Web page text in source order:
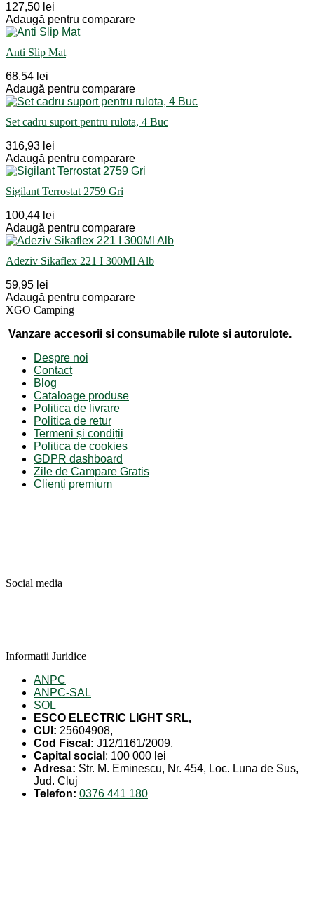
127,50 lei
Adaugă pentru comparare
Anti Slip Mat
68,54 lei
Adaugă pentru comparare
Set cadru suport pentru rulota, 4 Buc
316,93 lei
Adaugă pentru comparare
Sigilant Terrostat 2759 Gri
100,44 lei
Adaugă pentru comparare
Adeziv Sikaflex 221 I 300Ml Alb
59,95 lei
Adaugă pentru comparare
XGO Camping
Vanzare accesorii si consumabile rulote si autorulote.
Despre noi
Contact
Blog
Cataloage produse
Politica de livrare
Politica de retur
Termeni și condiții
Politica de cookies
GDPR dashboard
Zile de Campare Gratis
Clienți premium
Social media
Informatii Juridice
ANPC
ANPC-SAL
SOL
ESCO ELECTRIC LIGHT SRL,
CUI: 25604908,
Cod Fiscal: J12/1161/2009,
Capital social : 100 000 lei
Adresa: Str. M. Eminescu, Nr. 454, Loc. Luna de Sus,
Jud. Cluj
Telefon: 0376 441 180